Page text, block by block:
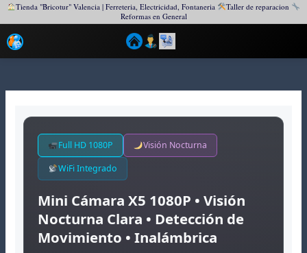
Tienda "Bricotur" Valencia | Ferreteria, Electricidad, Fontaneria
Taller de reparacion
Reformas en General
Ir
contenido
Full HD 1080P
Visión Nocturna
WiFi Integrado
Mini Cámara X5 1080P • Visión
Nocturna Clara • Detección de
Movimiento • Inalámbrica